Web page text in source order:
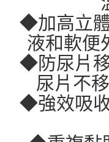
◆加高立
液和軟便
◆防尿片
尿片不
◆強效吸